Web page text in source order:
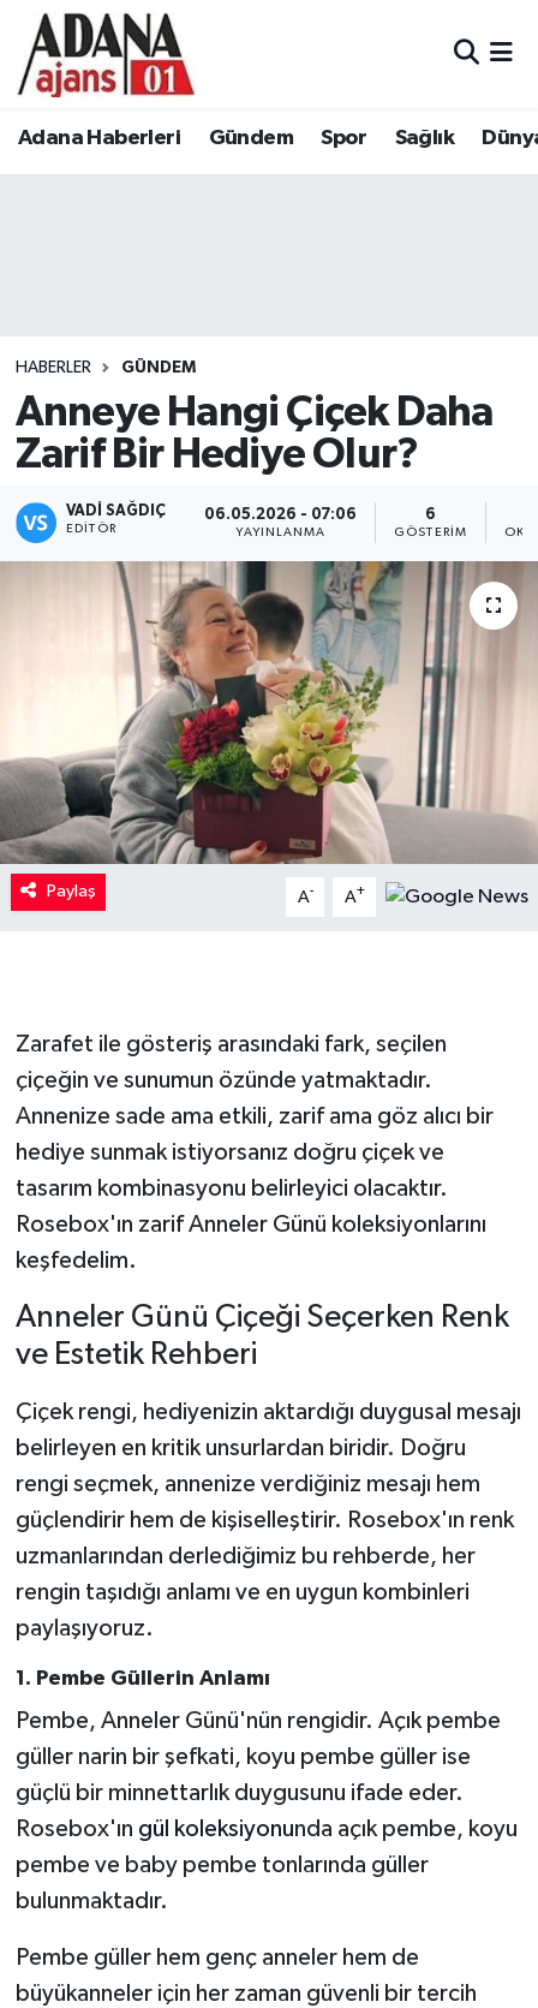
Adana Haberleri Gündem Spor Sağlık
HABERLER GÜNDEM
Anneye Hangi Çiçek Daha
Zarif Bir Hediye Olur?
VADI SAĞDIÇ
EDITÖR
06.05.2026 - 07:06
YAYINLANMA
6
GÖSTERIM
Paylaş A- A+
Zarafet ile gösteriş arasındaki fark, seçilen
çiçeğin ve sunumun özünde yatmaktadır.
Annenize sade ama etkili, zarif ama göz alıcı bir
hediye sunmak istiyorsanız doğru çiçek ve
tasarım kombinasyonu belirleyici olacaktır.
Rosebox'ın zarif Anneler Günü koleksiyonlarını
keşfedelim.
Anneler Günü Çiçeği Seçerken Renk
ve Estetik Rehberi
Çiçek rengi, hediyenizin aktardığı duygusal mesajı
belirleyen en kritik unsurlardan biridir. Doğru
rengi seçmek, annenize verdiğiniz mesajı hem
güçlendirir hem de kişiselleştirir. Rosebox'ın renk
uzmanlarından derlediğimiz bu rehberde, her
rengin taşıdığı anlamı ve en uygun kombinleri
paylaşıyoruz.
1. Pembe Güllerin Anlamı
Pembe, Anneler Günü'nün rengidir. Açık pembe
güller narin bir şefkati, koyu pembe güller ise
güçlü bir minnettarlık duygusunu ifade eder.
Rosebox'ın gül koleksiyonunda açık pembe, koyu
pembe ve baby pembe tonlarında güller
bulunmaktadır.
Pembe güller hem genç anneler hem de
büyükanneler için her zaman güvenli bir tercih
Adana Haberleri
Siyaset
Ekonomi
Kadın
Magazin
Adana Nöbetçi Eczaneler
Tüm Manşetler
Son Dakika Haberleri
Haber Arşivi